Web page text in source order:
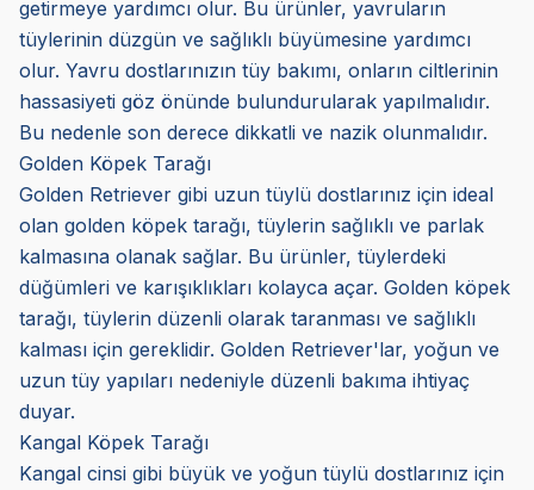
getirmeye yardımcı olur. Bu ürünler, yavruların
tüylerinin düzgün ve sağlıklı büyümesine yardımcı
olur. Yavru dostlarınızın tüy bakımı, onların ciltlerinin
hassasiyeti göz önünde bulundurularak yapılmalıdır.
Bu nedenle son derece dikkatli ve nazik olunmalıdır.
Golden Köpek Tarağı
Golden Retriever gibi uzun tüylü dostlarınız için ideal
olan golden köpek tarağı, tüylerin sağlıklı ve parlak
kalmasına olanak sağlar. Bu ürünler, tüylerdeki
düğümleri ve karışıklıkları kolayca açar. Golden köpek
tarağı, tüylerin düzenli olarak taranması ve sağlıklı
kalması için gereklidir. Golden Retriever'lar, yoğun ve
uzun tüy yapıları nedeniyle düzenli bakıma ihtiyaç
duyar.
Kangal Köpek Tarağı
Kangal cinsi gibi büyük ve yoğun tüylü dostlarınız için